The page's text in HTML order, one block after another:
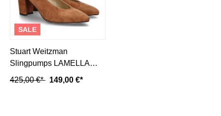
SALE
Stuart Weitzman
Slingpumps LAMELLA
SADDLE SUEDE (36)
425,00 €* 149,00 €*